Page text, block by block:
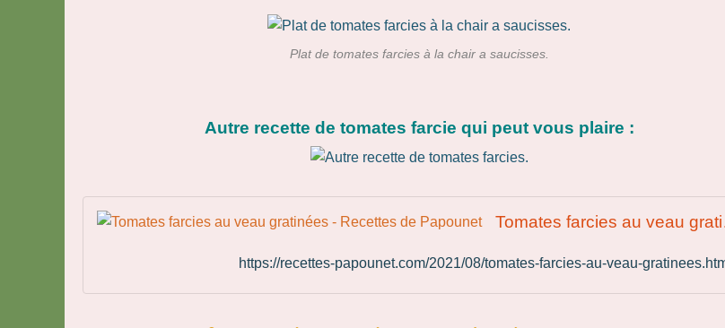
Plat de tomates farcies à la chair a saucisses.
Autre recette de tomates farcie qui peut vous plaire :
https://recettes-papounet.com/2021/08/tomates-farcies-au-veau-